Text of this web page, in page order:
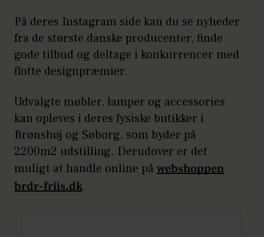
På deres Instagram side kan du se nyheder
fra de største danske producenter, finde
gode tilbud og deltage i konkurrencer med
flotte designpræmier.
Udvalgte møbler, lamper og accessories
kan opleves i deres fysiske butikker i
Brønshøj og Søborg, som byder på
2200m2 udstilling. Derudover er det
muligt at handle online på webshoppen
brdr-friis.dk